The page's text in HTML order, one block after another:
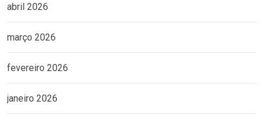
abril 2026
março 2026
fevereiro 2026
janeiro 2026